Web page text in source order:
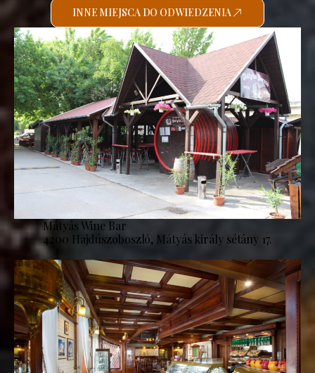
INNE MIEJSCA DO ODWIEDZENIA
Mátyás Wine Bar
4200 Hajdúszoboszló, Mátyás király sétány 17.